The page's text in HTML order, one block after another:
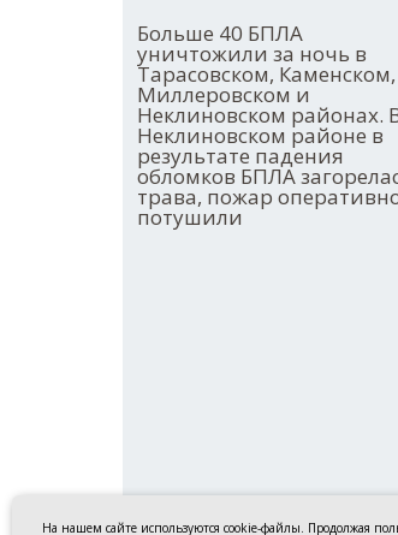
Больше 40 БПЛА
уничтожили за ночь в
Тарасовском, Каменском,
Миллеровском и
Неклиновском районах.
Неклиновском районе в
результате падения
обломков БПЛА
трава, пожар
потушили
На нашем сайте используются cookie-файлы. Продолжая